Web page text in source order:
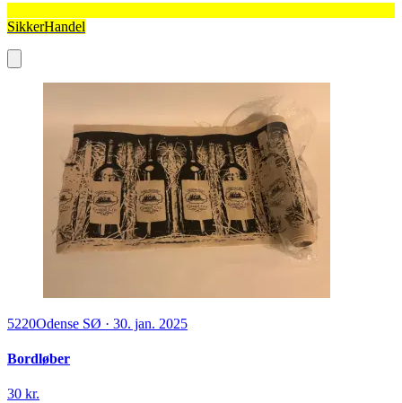
SikkerHandel
5220Odense SØ · 30. jan. 2025
Bordløber
30 kr.